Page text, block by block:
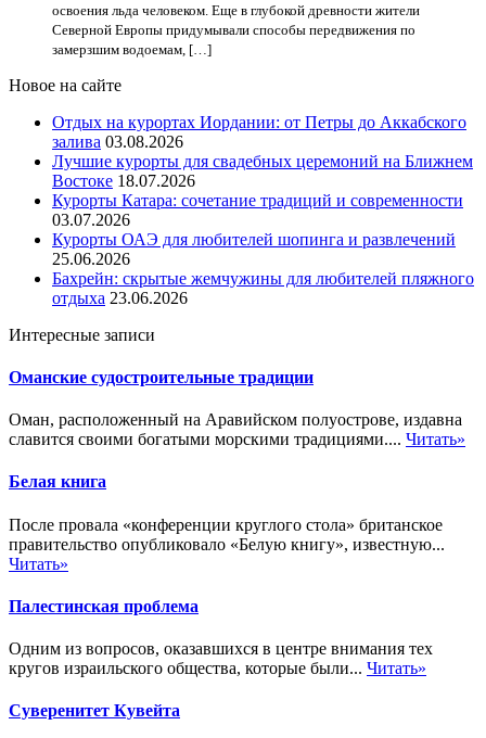
освоения льда человеком. Еще в глубокой древности жители
Северной Европы придумывали способы передвижения по
замерзшим водоемам, […]
Новое на сайте
Отдых на курортах Иордании: от Петры до Аккабского
залива 03.08.2026
Лучшие курорты для свадебных церемоний на Ближнем
Востоке 18.07.2026
Курорты Катара: сочетание традиций и современности
03.07.2026
Курорты ОАЭ для любителей шопинга и развлечений
25.06.2026
Бахрейн: скрытые жемчужины для любителей пляжного
отдыха 23.06.2026
Интересные записи
Оманские судостроительные традиции
Оман, расположенный на Аравийском полуострове, издавна
славится своими богатыми морскими традициями.... Читать»
Белая книга
После провала «конференции круглого стола» британское
правительство опубликовало «Белую книгу», известную...
Читать»
Палестинская проблема
Одним из вопросов, оказавшихся в центре внимания тех
кругов израильского общества, которые были... Читать»
Суверенитет Кувейта